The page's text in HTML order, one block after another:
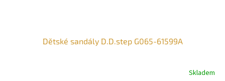
Dětské sandály D.D.step G065-61599A
Skladem